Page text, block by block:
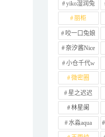
yiko湿润兔
丽柜
咬一口兔娘
奈汐酱Nice
小仓千代w
微密圈
星之迟迟
林星阑
水淼aqua